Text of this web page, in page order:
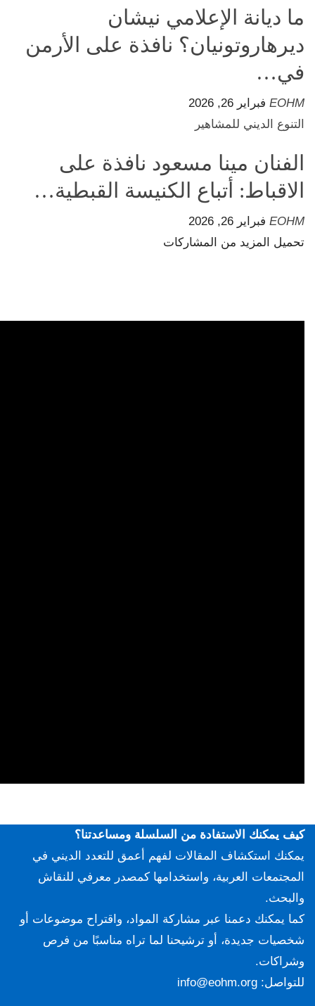
ما ديانة الإعلامي نيشان
ديرهاروتونيان؟ نافذة على الأرمن
في…
EOHM فبراير 26, 2026
التنوع الديني للمشاهير
الفنان مينا مسعود نافذة على
الاقباط: أتباع الكنيسة القبطية…
EOHM فبراير 26, 2026
تحميل المزيد من المشاركات
كيف يمكنك الاستفادة من السلسلة ومساعدتنا؟
يمكنك استكشاف المقالات لفهم أعمق للتعدد الديني في
المجتمعات العربية، واستخدامها كمصدر معرفي للنقاش
والبحث.
كما يمكنك دعمنا عبر مشاركة المواد، واقتراح موضوعات أو
شخصيات جديدة، أو ترشيحنا لما تراه مناسبًا من فرص
وشراكات.
للتواصل: info@eohm.org